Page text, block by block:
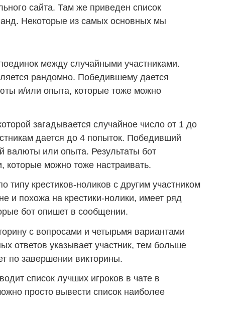
сайта. Там же приведен список
Некоторые из самых основных мы
между случайными участниками.
рандомно. Победившему дается
и/или опыта, которые тоже можно
загадывается случайное число от 1 до
дается до 4 попыток. Победивший
валюты или опыта. Результаты бот
которые можно тоже настраивать.
типу крестиков-ноликов с другим участником
и похожа на крестики-нолики, имеет ряд
бот опишет в сообщении.
с вопросами и четырьмя вариантами
ответов указывает участник, тем больше
по завершении викторины.
список лучших игроков в чате в
просто вывести список наиболее